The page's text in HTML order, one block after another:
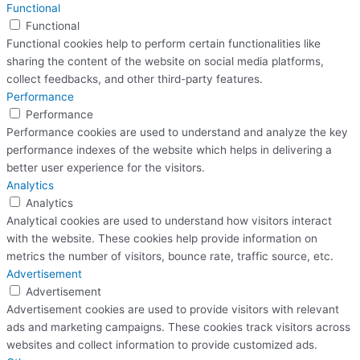
Functional
Functional
Functional cookies help to perform certain functionalities like
sharing the content of the website on social media platforms,
collect feedbacks, and other third-party features.
Performance
Performance
Performance cookies are used to understand and analyze the key
performance indexes of the website which helps in delivering a
better user experience for the visitors.
Analytics
Analytics
Analytical cookies are used to understand how visitors interact
with the website. These cookies help provide information on
metrics the number of visitors, bounce rate, traffic source, etc.
Advertisement
Advertisement
Advertisement cookies are used to provide visitors with relevant
ads and marketing campaigns. These cookies track visitors across
websites and collect information to provide customized ads.